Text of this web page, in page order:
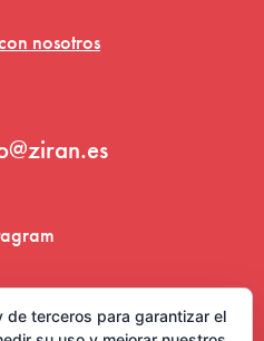
nosotros
de terceros para garantizar el